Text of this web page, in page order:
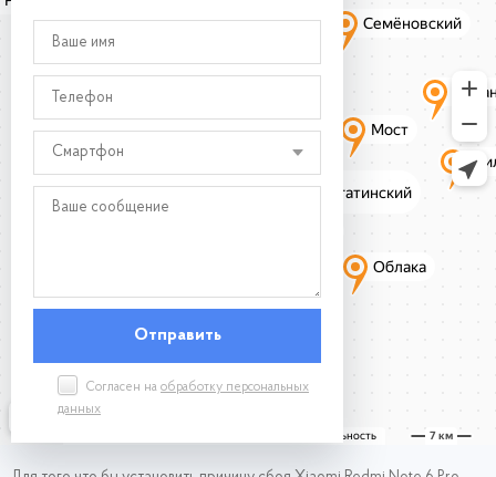
Смартфон
Согласен на обработку персональных
данных